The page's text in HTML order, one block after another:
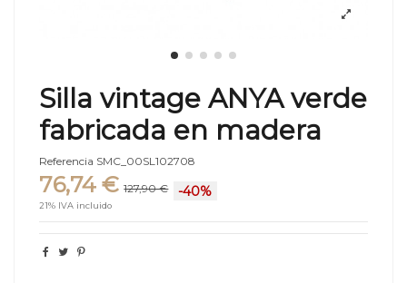
Silla vintage ANYA verde
fabricada en madera
Referencia SMC_00SL102708
76,74 € 127,90 € -40%
21% IVA incluido